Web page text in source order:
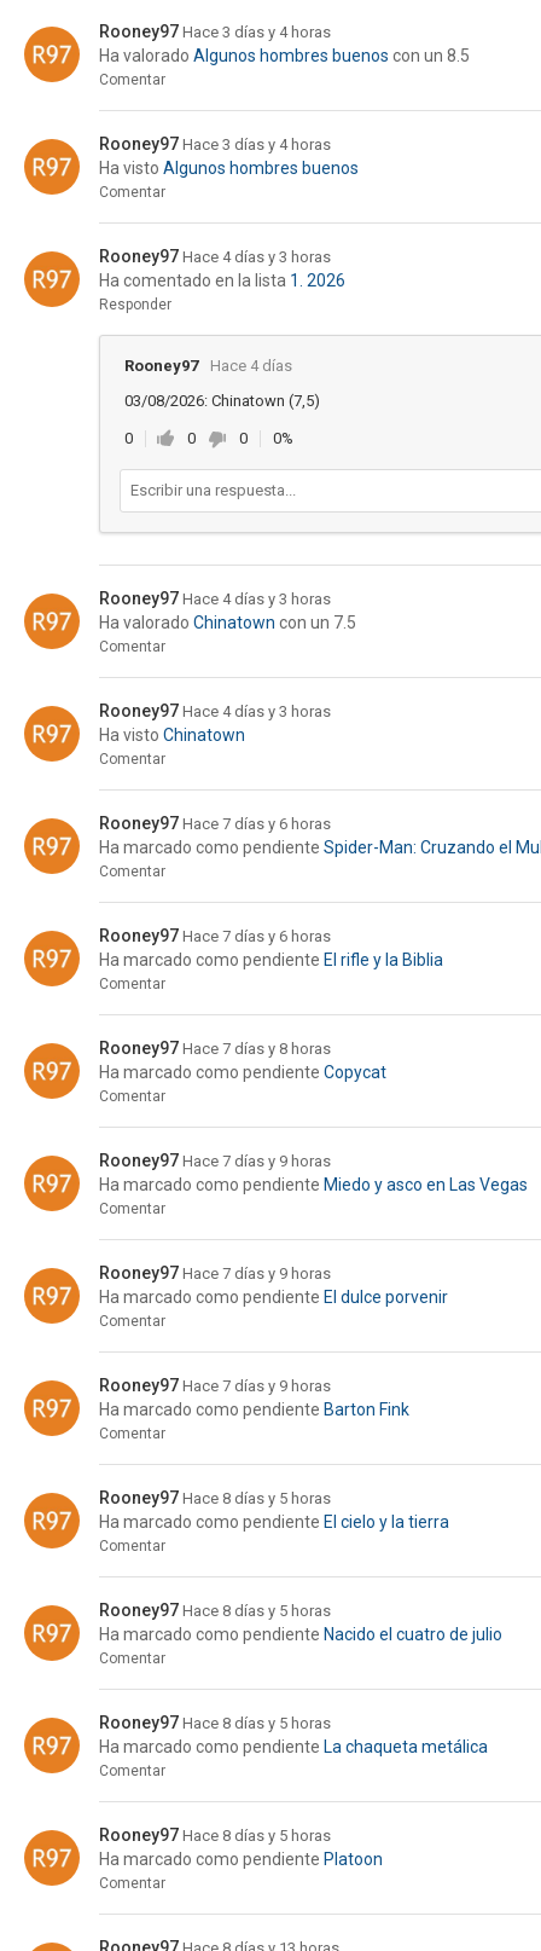
Rooney97 Hace 3 días y 4 horas
Ha valorado Algunos hombres buenos con un 8.5
Comentar
Rooney97 Hace 3 días y 4 horas
Ha visto Algunos hombres buenos
Comentar
Rooney97 Hace 4 días y 3 horas
Ha comentado en la lista 1. 2026
Responder
Rooney97
Hace 4 días
03/08/2026: Chinatown (7,5)
0 0 0 0%
Rooney97 Hace 4 días y 3 horas
Ha valorado Chinatown con un 7.5
Comentar
Rooney97 Hace 4 días y 3 horas
Ha visto Chinatown
Comentar
Rooney97 Hace 7 días y 6 horas
Ha marcado como pendiente Spider-Man: Cruzando el
Comentar
Rooney97 Hace 7 días y 6 horas
Ha marcado como pendiente El rifle y la Biblia
Comentar
Rooney97 Hace 7 días y 8 horas
Ha marcado como pendiente Copycat
Comentar
Rooney97 Hace 7 días y 9 horas
Ha marcado como pendiente Miedo y asco en Las Vegas
Comentar
Rooney97 Hace 7 días y 9 horas
Ha marcado como pendiente El dulce porvenir
Comentar
Rooney97 Hace 7 días y 9 horas
Ha marcado como pendiente Barton Fink
Comentar
Rooney97 Hace 8 días y 5 horas
Ha marcado como pendiente El cielo y la tierra
Comentar
Rooney97 Hace 8 días y 5 horas
Ha marcado como pendiente Nacido el cuatro de julio
Comentar
Rooney97 Hace 8 días y 5 horas
Ha marcado como pendiente La chaqueta metálica
Comentar
Rooney97 Hace 8 días y 5 horas
Ha marcado como pendiente Platoon
Comentar